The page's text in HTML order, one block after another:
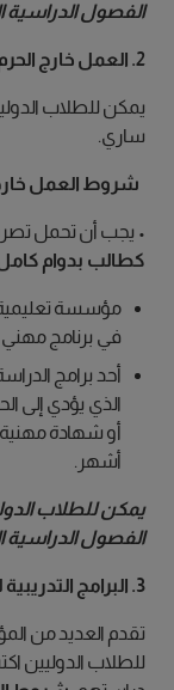
الفصول الدراسية
2. العمل خارج الحرم الجامعي
يمكن للطلاب
ساري.
شروط العمل
• يجب أن تحمل
كطالب بدوام
مؤسسة تعليمية
في برنامج مهني
أحد برامج
الذي يؤدي إلى
أشهر.
الفصول الدراسية
3. البرامج التدريبية للطلاب
تقدم العديد من
للطلاب الدوليين